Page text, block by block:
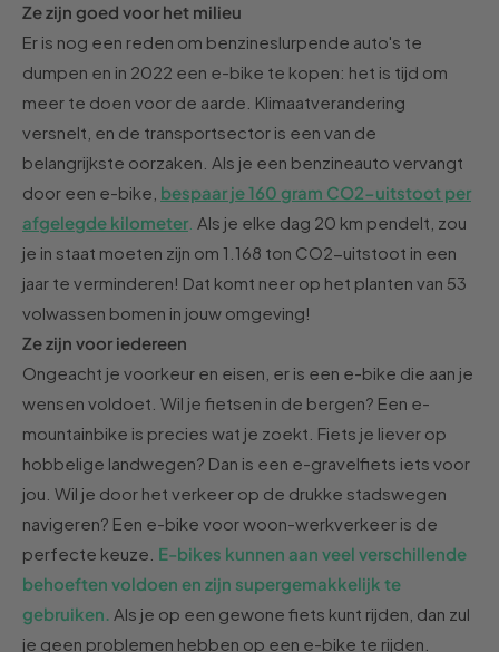
Ze zijn goed voor het milieu
Er is nog een reden om benzineslurpende auto's te
dumpen en in 2022 een e-bike te kopen: het is tijd om
meer te doen voor de aarde. Klimaatverandering
versnelt, en de transportsector is een van de
belangrijkste oorzaken . Als je een benzineauto vervangt
door een e-bike, bespaar je 160 gram CO2-uitstoot per
afgelegde kilometer Als je elke dag 20 km pendelt, zou
je in staat moeten zijn om 1.168 ton CO2-uitstoot in een
jaar te verminderen! Dat komt neer op het planten van 53
volwassen bomen in jouw omgeving!
Ze zijn voor iedereen
Ongeacht je voorkeur en eisen, er is een e-bike die aan je
wensen voldoet. Wil je fietsen in de bergen? Een e-
mountainbike is precies wat je zoekt. Fiets je liever op
hobbelige landwegen? Dan is een e-gravelfiets iets voor
jou. Wil je door het verkeer op de drukke stadswegen
navigeren? Een e-bike voor woon-werkverkeer is de
perfecte keuze. E-bikes kunnen aan veel verschillende
behoeften voldoen en zijn supergemakkelijk te
gebruiken. Als je op een gewone fiets kunt rijden, dan zul
je geen problemen hebben op een e-bike te rijden.